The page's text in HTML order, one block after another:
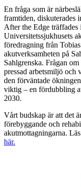
En fråga som är
framtiden, diskuterades
After the Edge träffades
Universitetssjukhusets
föredragning från
akutverksamheten på
Sahlgrenska. Frågan
pressad arbetsmiljö och
den förväntade
viktig – en fördubbling
2030.
Vårt budskap är att det
förebyggande och
akutmottagningarna.
här.